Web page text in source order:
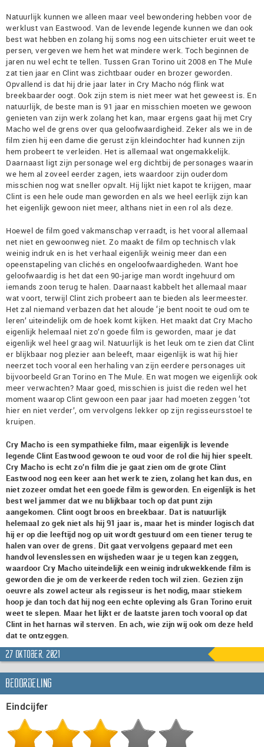
Natuurlijk kunnen we alleen maar veel bewondering hebben voor de
werklust van Eastwood. Van de levende legende kunnen we dan ook
best wat hebben en zolang hij soms nog een uitschieter eruit weet te
persen, vergeven we hem het wat mindere werk. Toch beginnen de
jaren nu wel echt te tellen. Tussen Gran Torino uit 2008 en The Mule
zat tien jaar en Clint was zichtbaar ouder en brozer geworden.
Opvallend is dat hij drie jaar later in Cry Macho nóg flink wat
breekbaarder oogt. Ook zijn stem is niet meer wat het geweest is. En
natuurlijk, de beste man is 91 jaar en misschien moeten we gewoon
genieten van zijn werk zolang het kan, maar ergens gaat hij met Cry
Macho wel de grens over qua geloofwaardigheid. Zeker als we in de
film zien hij een dame die gerust zijn kleindochter had kunnen zijn
hem probeert te verleiden. Het is allemaal wat ongemakkelijk.
Daarnaast ligt zijn personage wel erg dichtbij de personages waarin
we hem al zoveel eerder zagen, iets waardoor zijn ouderdom
misschien nog wat sneller opvalt. Hij lijkt niet kapot te krijgen, maar
Clint is een hele oude man geworden en als we heel eerlijk zijn kan
het eigenlijk gewoon niet meer, althans niet in een rol als deze.
Hoewel de film goed vakmanschap verraadt, is het vooral allemaal
net niet en gewoonweg niet. Zo maakt de film op technisch vlak
weinig indruk en is het verhaal eigenlijk weinig meer dan een
opeenstapeling van clichés en ongeloofwaardigheden. Want hoe
geloofwaardig is het dat een 90-jarige man wordt ingehuurd om
iemands zoon terug te halen. Daarnaast kabbelt het allemaal maar
wat voort, terwijl Clint zich probeert aan te bieden als leermeester.
Het zal niemand verbazen dat het aloude ‘je bent nooit te oud om te
leren’ uiteindelijk om de hoek komt kijken. Het maakt dat Cry Macho
eigenlijk helemaal niet zo’n goede film is geworden, maar je dat
eigenlijk wel heel graag wil. Natuurlijk is het leuk om te zien dat Clint
er blijkbaar nog plezier aan beleeft, maar eigenlijk is wat hij hier
neerzet toch vooral een herhaling van zijn eerdere personages uit
bijvoorbeeld Gran Torino en The Mule. En wat mogen we eigenlijk ook
meer verwachten? Maar goed, misschien is juist die reden wel het
moment waarop Clint gewoon een paar jaar had moeten zeggen ‘tot
hier en niet verder’, om vervolgens lekker op zijn regisseursstoel te
kruipen.
Cry Macho is een sympathieke film, maar eigenlijk is levende
legende Clint Eastwood gewoon te oud voor de rol die hij hier speelt.
Cry Macho is echt zo’n film die je gaat zien om de grote Clint
Eastwood nog een keer aan het werk te zien, zolang het kan dus, en
niet zozeer omdat het een goede film is geworden. En eigenlijk is het
best wel jammer dat we nu blijkbaar toch op dat punt zijn
aangekomen. Clint oogt broos en breekbaar. Dat is natuurlijk
helemaal zo gek niet als hij 91 jaar is, maar het is minder logisch dat
hij er op die leeftijd nog op uit wordt gestuurd om een tiener terug te
halen van over de grens. Dit gaat vervolgens gepaard met een
handvol levenslessen en wijsheden waar je u tegen kan zeggen,
waardoor Cry Macho uiteindelijk een weinig indrukwekkende film is
geworden die je om de verkeerde reden toch wil zien. Gezien zijn
oeuvre als zowel acteur als regisseur is het nodig, maar stiekem
hoop je dan toch dat hij nog een echte opleving als Gran Torino eruit
weet te slepen. Maar het lijkt er de laatste jaren toch vooral op dat
Clint in het harnas wil sterven. En ach, wie zijn wij ook om deze held
dat te ontzeggen.
27 oktober, 2021
Beoordeling
Eindcijfer